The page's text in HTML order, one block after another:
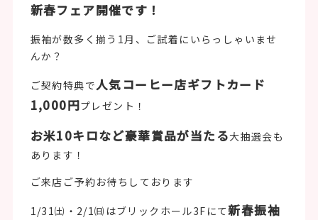
新春フェア開催です！
振袖が数多く揃う1月、ご試着にいらっしゃいませ
んか？
ご契約特典で人気コーヒー店ギフトカード
1,000円プレゼント！
お米10キロなど豪華賞品が当たる大抽選会も
あります！
ご来店ご予約お待ちしております
1/31㈯・2/1㈰はブリックホール3Fにて新春振袖